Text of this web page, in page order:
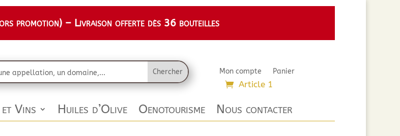
promotion) – Livraison offerte dès 36 bouteilles
Mon compte Panier
Article 1
Vins Huiles d’Olive Oenotourisme Nous contacter